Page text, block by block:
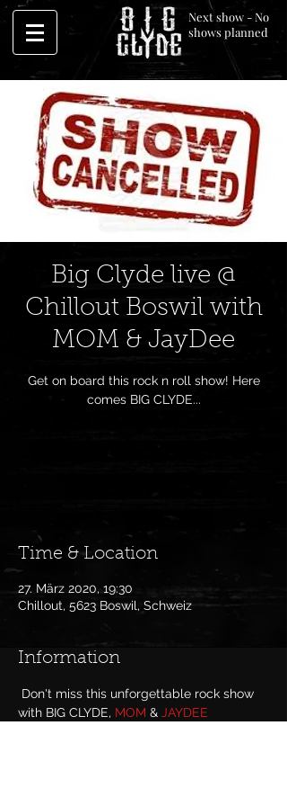
Next show - No
shows planned
Big Clyde live @
Chillout Boswil with
MOM & JayDee
Get on board this rock n roll show! Here
comes BIG CLYDE...
Time & Location
27. März 2020, 19:30
Chillout, 5623 Boswil, Schweiz
Information
Don't miss this unforgettable rock show
with BIG CLYDE, MOM & JAYDEE